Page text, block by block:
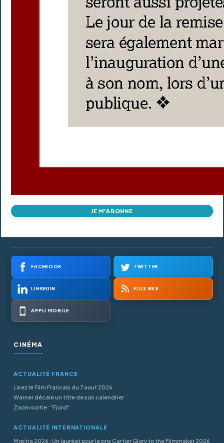
JE M'ABONNE
FACEBOOK TWITTER
LINKEDIN FLUX RSS
APPLI MOBILE
CINÉMA
ACTUALITÉ FRANCE
Lisez le Film Francais du 7 aout 2026
Warner décale un titre de son calendrier
Zoom sortie : "Fjord"
ACTUALITÉ INTERNATIONALE
Mostra 2026 : Un lauréat pour le prix Cartier Glory to the Filmmaker 2026